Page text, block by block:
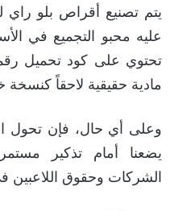
يتم تصنيع أقراص بلو
عليه محبو التجميع في
تحتوي على كود تحميل
مادية حقيقية لاحقاً
وعلى أي حال، فإن تحول
يضعنا أمام تذكير
الشركات وحقوق اللاعبين